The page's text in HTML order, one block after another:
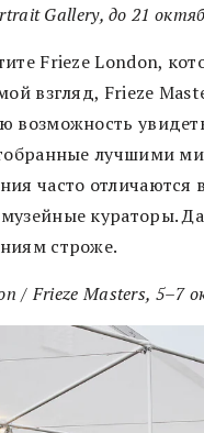
Gallery, до 21
Frieze London,
взгляд, Frieze
возможность
лучшими
часто отличаются
кураторы.
строже.
/ Frieze Masters, 5–7